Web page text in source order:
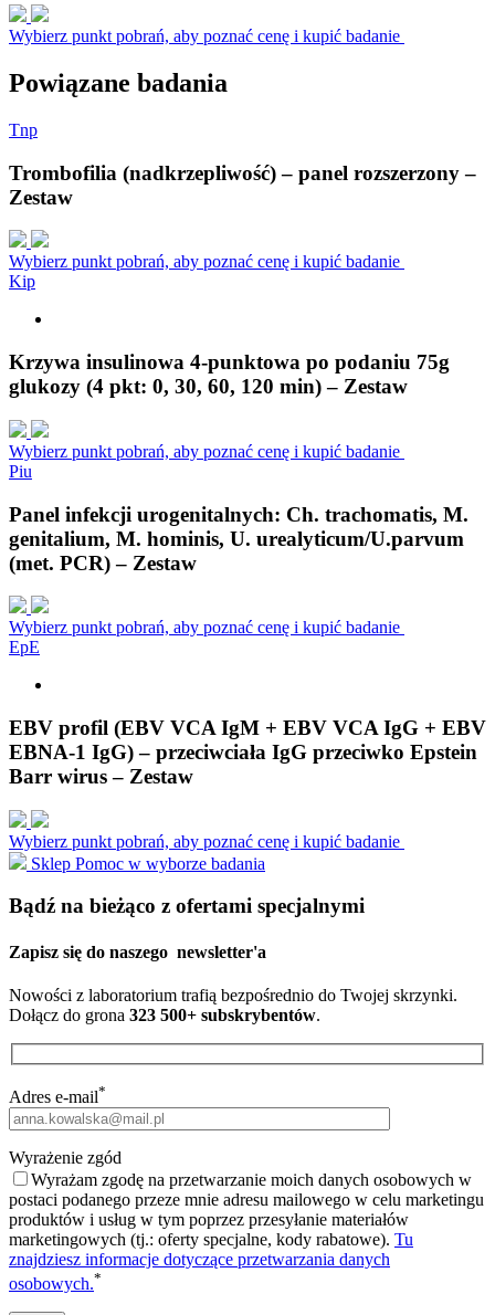
Wybierz punkt pobrań, aby poznać cenę i kupić badanie
Powiązane badania
Tnp
Trombofilia (nadkrzepliwość) – panel rozszerzony –
Zestaw
Wybierz punkt pobrań, aby poznać cenę i kupić badanie
Kip
Krzywa insulinowa 4-punktowa po podaniu 75g
glukozy (4 pkt: 0, 30, 60, 120 min) – Zestaw
Wybierz punkt pobrań, aby poznać cenę i kupić badanie
Piu
Panel infekcji urogenitalnych: Ch. trachomatis, M.
genitalium, M. hominis, U. urealyticum/U.parvum
(met. PCR) – Zestaw
Wybierz punkt pobrań, aby poznać cenę i kupić badanie
EpE
EBV profil (EBV VCA IgM + EBV VCA IgG + EBV
EBNA-1 IgG) – przeciwciała IgG przeciwko Epstein
Barr wirus – Zestaw
Wybierz punkt pobrań, aby poznać cenę i kupić badanie
Sklep Pomoc w wyborze badania
Bądź na bieżąco z ofertami specjalnymi
Zapisz się do naszego newsletter'a
Nowości z laboratorium trafią bezpośrednio do Twojej skrzynki.
Dołącz do grona 323 500+ subskrybentów.
Adres e-mail*
Wyrażenie zgód
Wyrażam zgodę na przetwarzanie moich danych osobowych w
postaci podanego przeze mnie adresu mailowego w celu marketingu
produktów i usług w tym poprzez przesyłanie materiałów
marketingowych (tj.: oferty specjalne, kody rabatowe). Tu
znajdziesz informacje dotyczące przetwarzania danych
osobowych.*